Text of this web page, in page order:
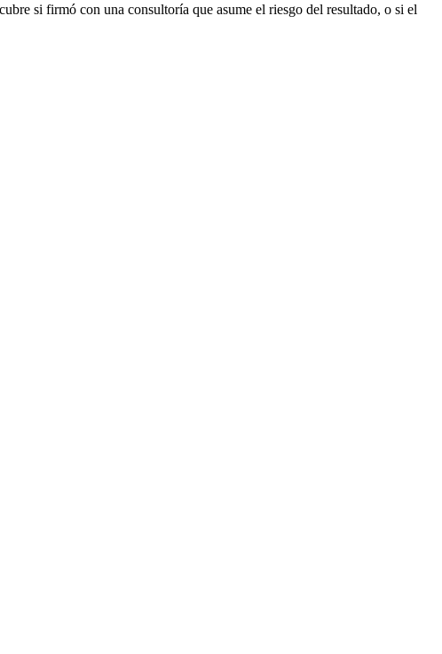
si firmó con una consultoría que asume el riesgo del resultado, o si el